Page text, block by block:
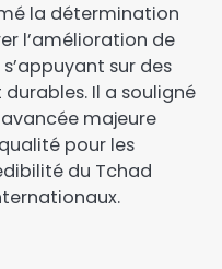
la détermination
l’amélioration de
sur des
Il a souligné
majeure
pour les
du Tchad